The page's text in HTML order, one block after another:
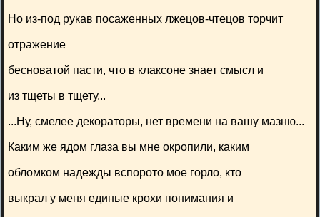
Но из-под рукав посаженных лжецов-чтецов торчит
отражение
бесноватой пасти, что в клаксоне знает смысл и
из тщеты в тщету...
...Ну, смелее декораторы, нет времени на вашу мазню...
Каким же ядом глаза вы мне окропили, каким
обломком надежды вспорото мое горло, кто
выкрал у меня единые крохи понимания и